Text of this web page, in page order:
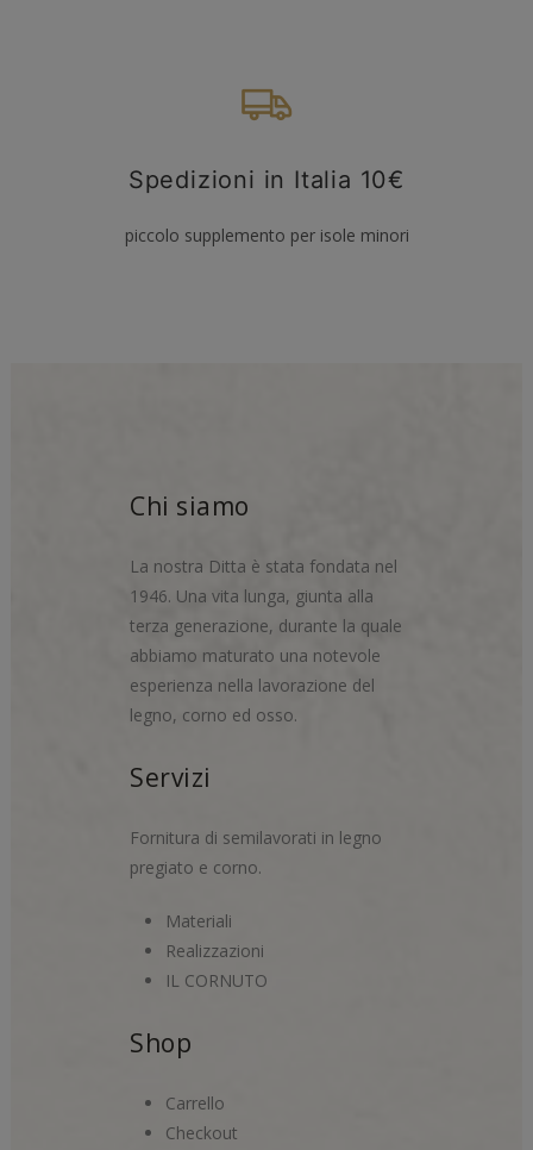
Spedizioni in Italia 10€
piccolo supplemento per isole minori
Chi siamo
La nostra Ditta è stata fondata nel
1946. Una vita lunga, giunta alla
terza generazione, durante la quale
abbiamo maturato una notevole
esperienza nella lavorazione del
legno, corno ed osso.
Servizi
Fornitura di semilavorati in legno
pregiato e corno.
Materiali
Realizzazioni
IL CORNUTO
Shop
Carrello
Checkout